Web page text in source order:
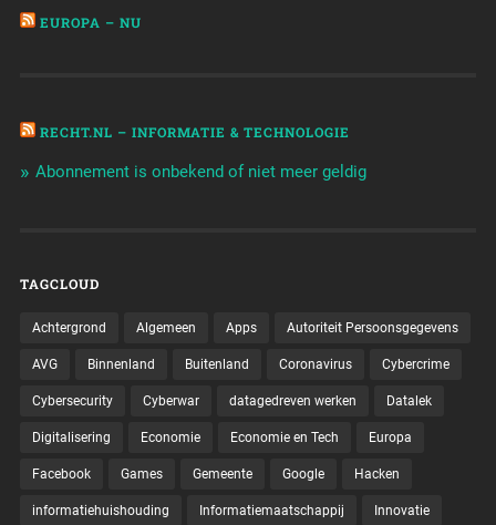
EUROPA – NU
RECHT.NL – INFORMATIE & TECHNOLOGIE
Abonnement is onbekend of niet meer geldig
TAGCLOUD
Achtergrond Algemeen Apps Autoriteit Persoonsgegevens
AVG Binnenland Buitenland Coronavirus Cybercrime
Cybersecurity Cyberwar datagedreven werken Datalek
Digitalisering Economie Economie en Tech Europa
Facebook Games Gemeente Google Hacken
informatiehuishouding Informatiemaatschappij Innovatie